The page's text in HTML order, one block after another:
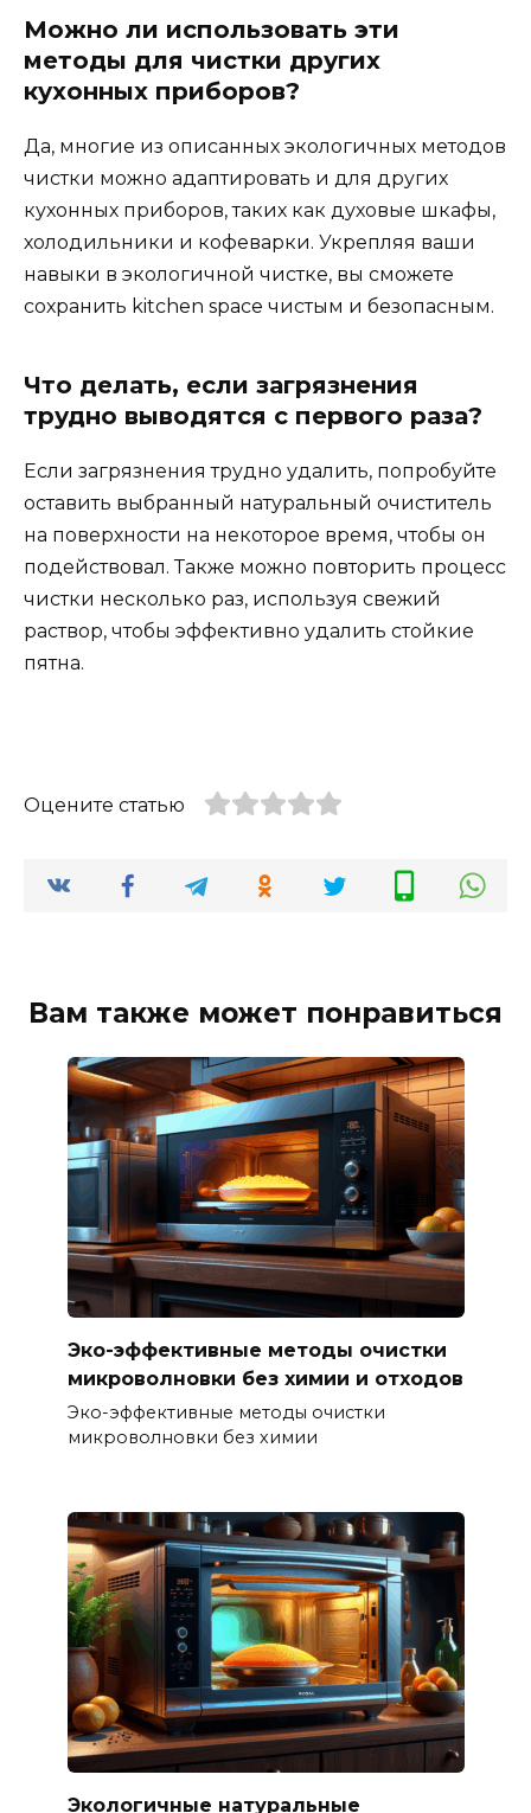
Можно ли использовать эти
методы для чистки других
кухонных приборов?
Да, многие из описанных экологичных методов
чистки можно адаптировать и для других
кухонных приборов, таких как духовые шкафы,
холодильники и кофеварки. Укрепляя ваши
навыки в экологичной чистке, вы сможете
сохранить kitchen space чистым и безопасным.
Что делать, если загрязнения
трудно выводятся с первого раза?
Если загрязнения трудно удалить, попробуйте
оставить выбранный натуральный очиститель
на поверхности на некоторое время, чтобы он
подействовал. Также можно повторить процесс
чистки несколько раз, используя свежий
раствор, чтобы эффективно удалить стойкие
пятна.
Оцените статью
Вам также может понравиться
Эко-эффективные методы очистки
микроволновки без химии и отходов
Эко-эффективные методы очистки
микроволновки без химии
Экологичные натуральные